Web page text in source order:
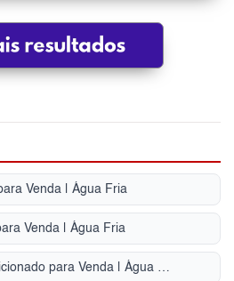
Venda | Água Fria
Venda | Água Fria
Sobrado com ar condicionado para Venda | Água Fria